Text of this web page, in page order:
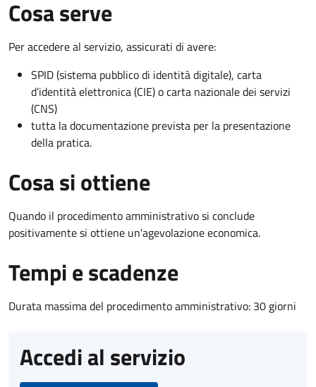
Cosa serve
Per accedere al servizio, assicurati di avere:
SPID (sistema pubblico di identità digitale), carta
d’identità elettronica (CIE) o carta nazionale dei servizi
(CNS)
tutta la documentazione prevista per la presentazione
della pratica.
Cosa si ottiene
Quando il procedimento amministrativo si conclude
positivamente si ottiene un'agevolazione economica.
Tempi e scadenze
Durata massima del procedimento amministrativo: 30 giorni
Accedi al servizio